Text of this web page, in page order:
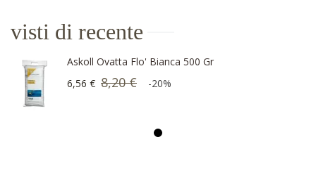
visti di recente
Askoll Ovatta Flo' Bianca 500 Gr
6,56 € 8,20 € -20%